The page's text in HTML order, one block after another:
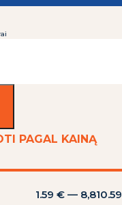
PAGAL KAINĄ
1.59 €— 8,810.59